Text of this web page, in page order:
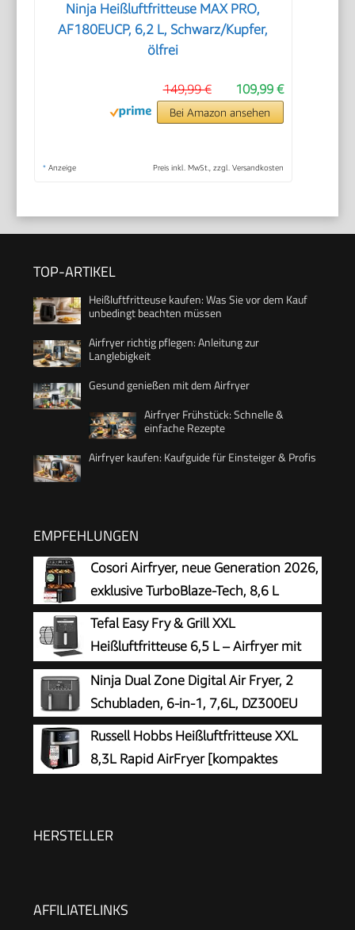
Ninja Heißluftfritteuse MAX PRO,
AF180EUCP, 6,2 L, Schwarz/Kupfer,
ölfrei
109,99 €
149,99 €
Bei Amazon ansehen
* Anzeige Preis inkl. MwSt., zzgl. Versandkosten
TOP-ARTIKEL
Heißluftfritteuse kaufen: Was Sie vor dem Kauf
unbedingt beachten müssen
Airfryer richtig pflegen: Anleitung zur
Langlebigkeit
Gesund genießen mit dem Airfryer
Airfryer Frühstück: Schnelle &
einfache Rezepte
Airfryer kaufen: Kaufguide für Einsteiger & Profis
EMPFEHLUNGEN
Cosori Airfryer, neue Generation 2026,
exklusive TurboBlaze-Tech, 8,6 L
Tefal Easy Fry & Grill XXL
Heißluftfritteuse 6,5 L – Airfryer mit
Flexcook-Trennwand (XXL oder
geteilt), 8 Programme, 80–220 °C, Druckguss-
Grillplatte, fettarm frittieren, spülmaschinenfest
EY8018
Ninja Dual Zone Digital Air Fryer, 2
Schubladen, 6-in-1, 7,6L, DZ300EU
Russell Hobbs Heißluftfritteuse XXL
8,3L Rapid AirFryer [kompaktes
Fritteuse ohne Öl, TouchScreen,Grillen,Backen)
HERSTELLER
AFFILIATELINKS